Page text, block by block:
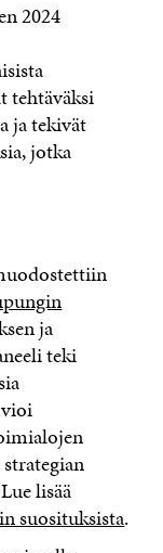
2024
tehtäväksi
ja tekivät
jotka
ja
teki
lisää
suosituksista.